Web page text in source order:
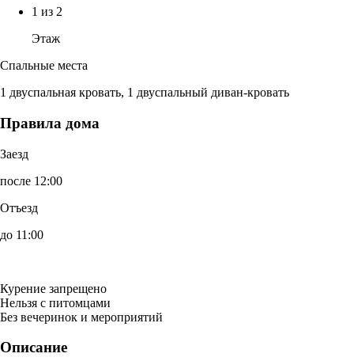
1 из 2
Этаж
Спальные места
1 двуспальная кровать, 1 двуспальный диван-кровать
Правила дома
Заезд
после 12:00
Отъезд
до 11:00
Курение запрещено
Нельзя с питомцами
Без вечеринок и мероприятий
Описание